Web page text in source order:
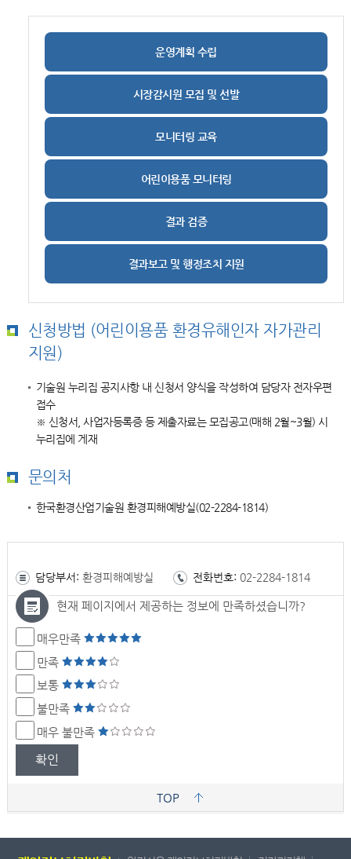
운영계획 수립
시장감시원 모집 및 선발
모니터링 교육
어린이용품 모니터링
결과 검증
결과보고 및 행정조치 지원
신청방법 (어린이용품 환경유해인자 자가관리
지원)
기술원 누리집 공지사항 내 신청서 양식을 작성하여 담당자 전자우편
접수
※ 신청서, 사업자등록증 등 제출자료는 모집공고(매해 2월~3월) 시
누리집에 게재
문의처
한국환경산업기술원 환경피해예방실(02-2284-1814)
담당부서: 환경피해예방실 전화번호: 02-2284-1814
현재 페이지에서 제공하는 정보에 만족하셨습니까?
매우만족
만족
보통
불만족
매우 불만족
확인
TOP